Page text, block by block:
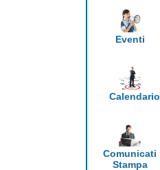
Eventi
Calendario
Comunicati
Stampa